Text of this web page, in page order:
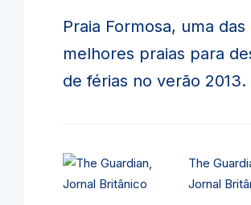
Praia Formosa, uma das
melhores praias para
de férias no verão 2013.
The
Jornal